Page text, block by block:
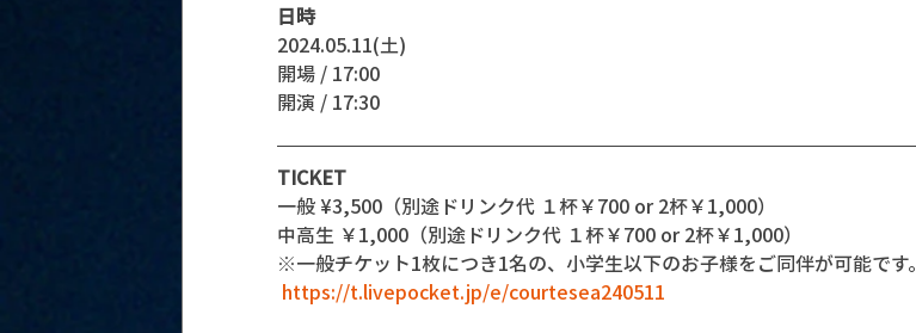
日時
2024.05.11(土)
開場 / 17:00
開演 / 17:30
TICKET
一般 ¥3,500（別途ドリンク代 １杯￥700 or 2杯￥1,000）
中高生 ￥1,000（別途ドリンク代 １杯￥700 or 2杯￥1,000）
※一般チケット1枚につき1名の、小学生以下のお子様をご同伴が可能です。
https://t.livepocket.jp/e/courtesea240511